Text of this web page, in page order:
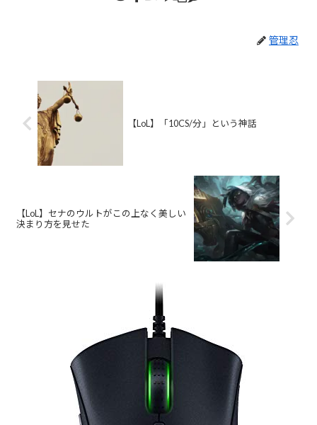
管理忍
【LoL】「10CS/分」という神話
【LoL】セナのウルトがこの上なく美しい
決まり方を見せた